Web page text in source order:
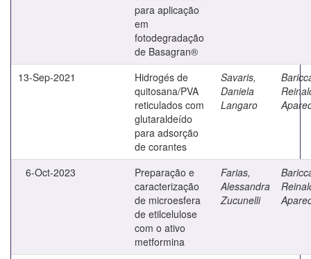
para aplicação
em
fotodegradação
de Basagran®
13-Sep-2021
Hidrogés de
quitosana/PVA
reticulados com
glutaraldeído
para adsorção
de corantes
Savaris,
Daniela
Langaro
6-Oct-2023
Preparação e
caracterização
de microesfera
de etilcelulose
com o ativo
metformina
Farias,
Alessandra
Zucunelli